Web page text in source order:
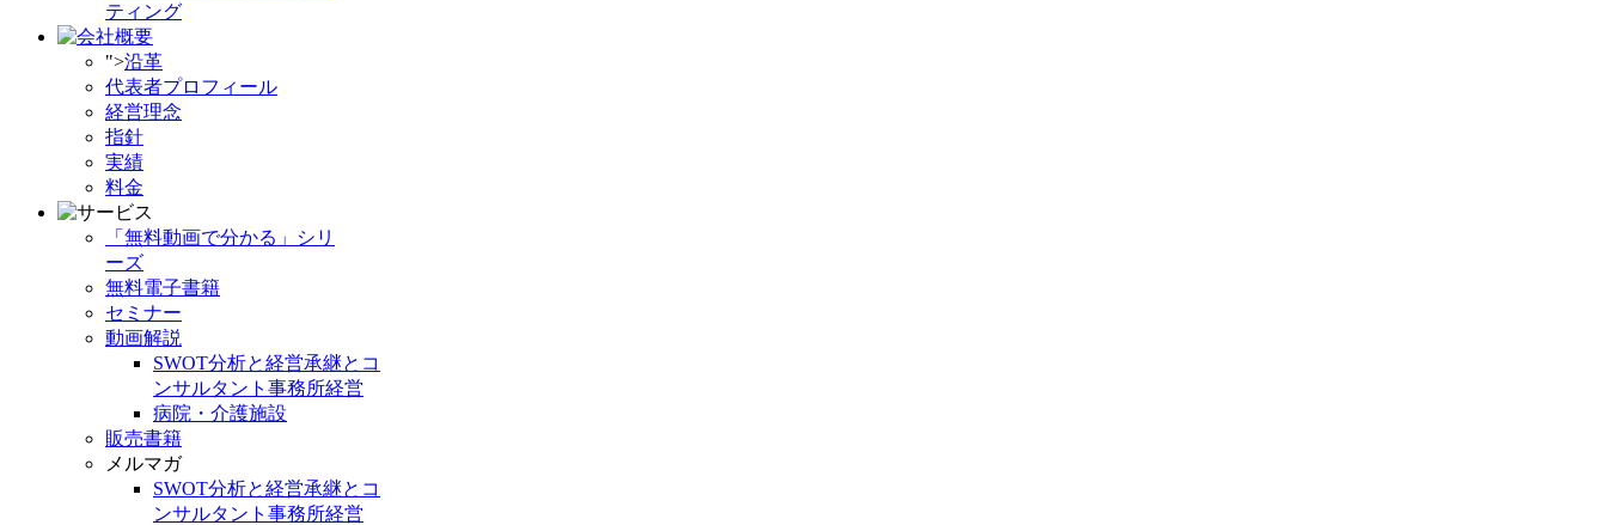
ティング
">沿革
代表者プロフィール
経営理念
指針
実績
料金
「無料動画で分かる」シリ
ーズ
無料電子書籍
セミナー
動画解説
SWOT分析と経営承継とコ
ンサルタント事務所経営
病院・介護施設
販売書籍
メルマガ
SWOT分析と経営承継とコ
ンサルタント事務所経営